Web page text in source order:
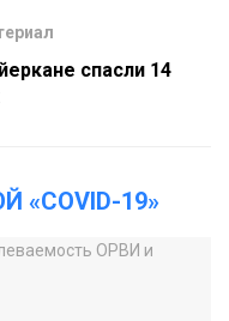
спасли 14
19»